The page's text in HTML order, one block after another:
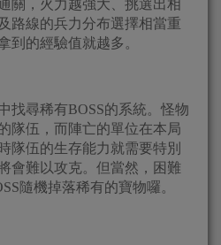
關，火力越強大、挑選出相
路線的兵力分布選擇相當重
到的經驗值就越多。
找尋稀有BOSS的系統。怪物
隊伍，而陣亡的單位在本局
隊伍的生存能力就需要特別
會難以攻克。但當然，困難
隨機掉落稀有的寶物囉。